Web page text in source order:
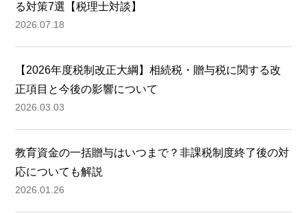
る対策7選【税理士対談】
2026.07.18
【2026年度税制改正大綱】相続税・贈与税に関する改
正項目と今後の影響について
2026.03.03
教育資金の一括贈与はいつまで？非課税制度終了後の対
応についても解説
2026.01.26